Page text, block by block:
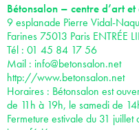
Bétonsalon – centre d’art
9 esplanade Pierre Vidal-
Farines 75013 Paris ENTRÉE
Tél : 01 45 84 17 56
Mail : info@betonsalon.net
http://www.betonsalon.net
Horaires : Bétonsalon est
de 11h à 19h, le samedi de
Fermeture estivale du 31